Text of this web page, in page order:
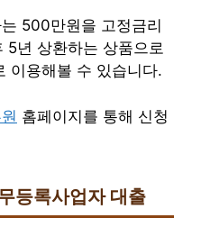
500만원을 고정금리
5년 상환하는 상품으로
이용해볼 수 있습니다.
홈페이지를 통해 신청
등록사업자 대출